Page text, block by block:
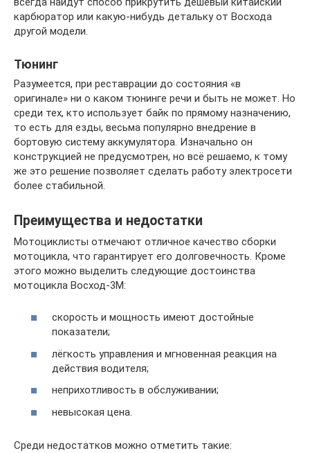
карбюратор или какую-нибудь детальку от Восхода
другой модели.
Тюнинг
Разумеется, при реставрации до состояния «в
оригинале» ни о каком тюнинге речи и быть не может. Но
среди тех, кто использует байк по прямому назначению,
то есть для езды, весьма популярно внедрение в
бортовую систему аккумулятора. Изначально он
конструкцией не предусмотрен, но всё решаемо, к тому
же это решение позволяет сделать работу электросети
более стабильной.
Преимущества и недостатки
Мотоциклисты отмечают отличное качество сборки
мотоцикла, что гарантирует его долговечность. Кроме
этого можно выделить следующие достоинства
мотоцикла Восход-3М:
скорость и мощность имеют достойные
показатели;
лёгкость управления и мгновенная реакция на
действия водителя;
неприхотливость в обслуживании;
невысокая цена.
Среди недостатков можно отметить такие: